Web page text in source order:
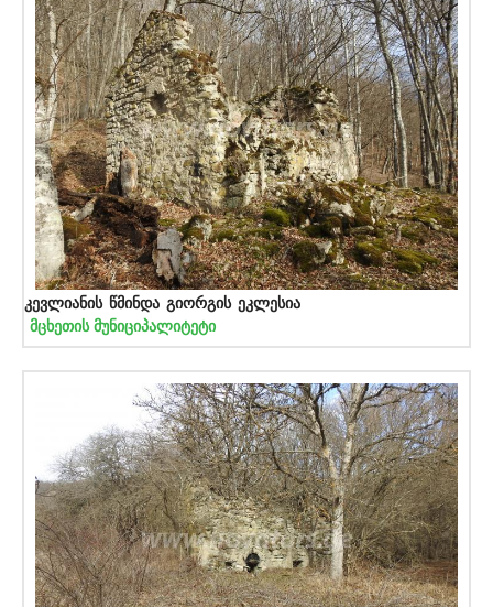
კევლიანის წმინდა გიორგის ეკლესია
მცხეთის მუნიციპალიტეტი